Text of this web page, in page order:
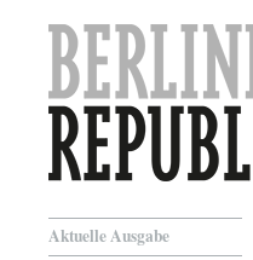
Aktuelle Ausgabe